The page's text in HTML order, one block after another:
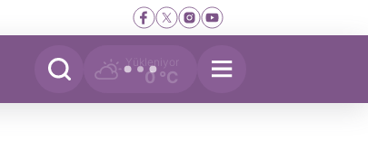
Yükleniyor
0 °C